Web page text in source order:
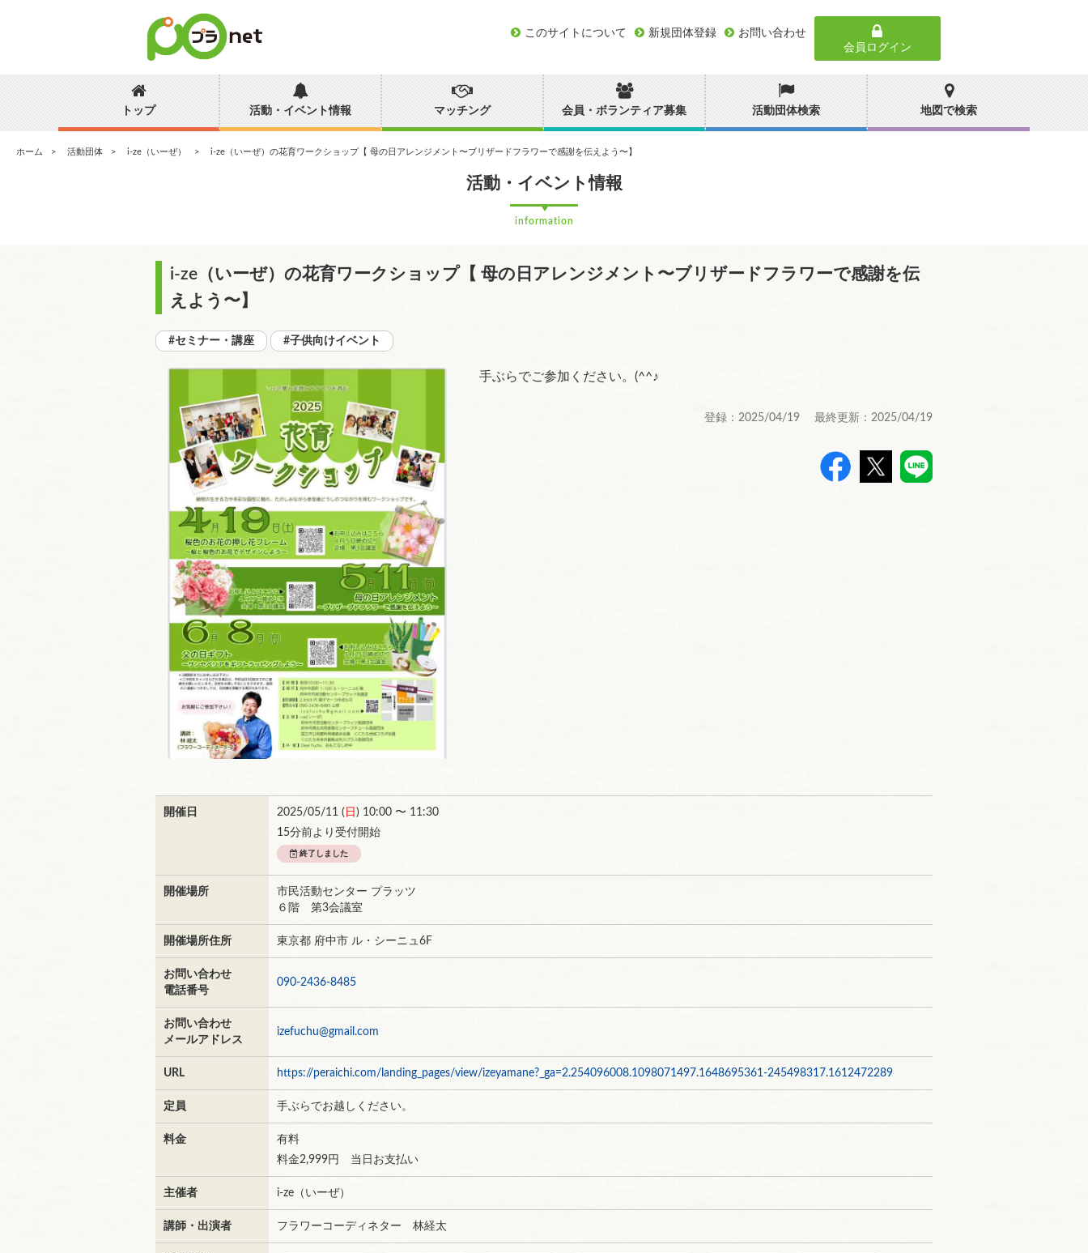
このサイトについて 新規団体登録
お問い合わせ
会員ログイン
トップ 活動・イベント情報 マッチング 会員・ボランティア募集 活動団体検索 地図で検索
ホーム 活動団体 i-ze（いーぜ） i-ze（いーぜ）の花育ワークショップ【 母の日アレンジメント〜ブリザードフラワーで感謝を伝えよう〜】
活動・イベント情報
information
i-ze（いーぜ）の花育ワークショップ【 母の日アレンジメント〜ブリザードフラワーで感謝を伝
えよう〜】
#セミナー・講座 #子供向けイベント
手ぶらでご参加ください。(^^♪
登録：2025/04/19 最終更新：2025/04/19
開催日 2025/05/11 ( 日 ) 10:00 〜 11:30
15分前より受付開始
終了しました
開催場所
市民活動センター プラッツ
６階 第3会議室
開催場所住所 東京都 府中市 ル・シーニュ6F
お問い合わせ
電話番号
090-2436-8485
お問い合わせ
メールアドレス
izefuchu@gmail.com
URL https://peraichi.com/landing_pages/view/izeyamane?_ga=2.254096008.1098071497.1648695361-245498317.1612472289
定員 手ぶらでお越しください。
料金
有料
料金2,999円 当日お支払い
主催者 i-ze（いーぜ）
講師・出演者 フラワーコーディネター 林経太